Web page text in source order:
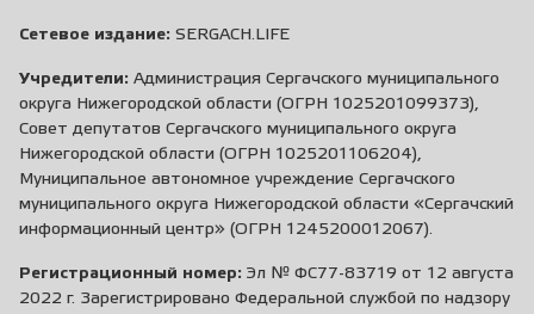
Сетевое издание: SERGACH.LIFE
Учредители: Администрация Сергачского муниципального
округа Нижегородской области (ОГРН 1025201099373),
Совет депутатов Сергачского муниципального округа
Нижегородской области (ОГРН 1025201106204),
Муниципальное автономное учреждение Сергачского
муниципального округа Нижегородской области «Сергачский
информационный центр» (ОГРН 1245200012067).
Регистрационный номер: Эл № ФС77-83719 от 12 августа
2022 г. Зарегистрировано Федеральной службой по надзору